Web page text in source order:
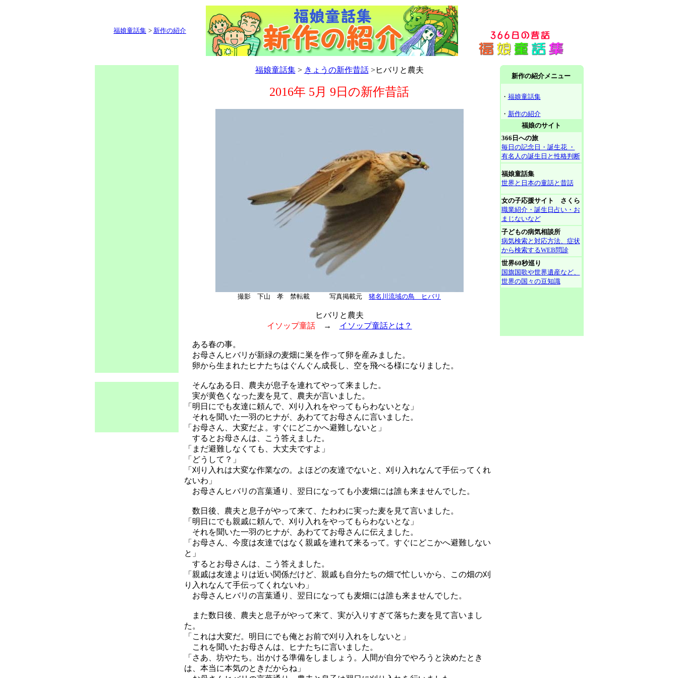
福娘童話集 > 新作の紹介
福娘童話集> きょうの新作昔話>ヒバリと農夫
2016年 5月 9日の新作昔話
撮影 下山 孝 禁転載 写真掲載元 猪名川流域の鳥 ヒバリ
ヒバリと農夫
イソップ童話→ イソップ童話とは？
ある春の事。
お母さんヒバリが新緑の麦畑に巣を作って卵を産みました。
卵から生まれたヒナたちはぐんぐん成長し、空を飛べる様になりました。
そんなある日、農夫が息子を連れてやって来ました。
実が黄色くなった麦を見て、農夫が言いました。
「明日にでも友達に頼んで、刈り入れをやってもらわないとな」
それを聞いた一羽のヒナが、あわててお母さんに言いました。
「お母さん、大変だよ。すぐにどこかへ避難しないと」
するとお母さんは、こう答えました。
「まだ避難しなくても、大丈夫ですよ」
「どうして？」
「刈り入れは大変な作業なの。よほどの友達でないと、刈り入れなんて手伝ってくれ
ないわ」
お母さんヒバリの言葉通り、翌日になっても小麦畑には誰も来ませんでした。
数日後、農夫と息子がやって来て、たわわに実った麦を見て言いました。
「明日にでも親戚に頼んで、刈り入れをやってもらわないとな」
それを聞いた一羽のヒナが、あわててお母さんに伝えました。
「お母さん、今度は友達ではなく親戚を連れて来るって。すぐにどこかへ避難しない
と」
するとお母さんは、こう答えました。
「親戚は友達よりは近い関係だけど、親戚も自分たちの畑で忙しいから、この畑の刈
り入れなんて手伝ってくれないわ」
お母さんヒバリの言葉通り、翌日になっても麦畑には誰も来ませんでした。
また数日後、農夫と息子がやって来て、実が入りすぎて落ちた麦を見て言いまし
た。
「これは大変だ。明日にでも俺とお前で刈り入れをしないと」
これを聞いたお母さんは、ヒナたちに言いました。
「さあ、坊やたち。出かける準備をしましょう。人間が自分でやろうと決めたとき
は、本当に本気のときだからね」
新作の紹介メニュー
・ 福娘童話集
・ 新作の紹介
福娘のサイト
366日への旅
毎日の記念日・誕生花 ・
有名人の誕生日と性格判断
福娘童話集
世界と日本の童話と昔話
女の子応援サイト さくら
職業紹介・誕生日占い・お
まじないなど
子どもの病気相談所
病気検索と対応方法、症状
から検索するWEB問診
世界60秒巡り
国旗国歌や世界遺産など、
世界の国々の豆知識